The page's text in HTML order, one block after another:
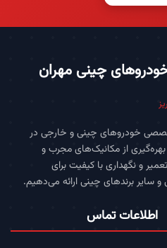
چینی مهران
خودروهای چینی و خارجی در
ما با بهره‌گیری از مکانیک‌های مجرب و
و نگهداری با کیفیت برای
سایر برندهای چینی ارائه می‌دهیم.
اطلاعات تماس